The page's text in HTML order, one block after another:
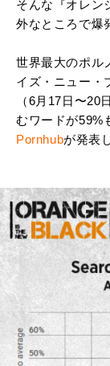
そんな『オレン
外なところで爆
世界最大のポル
イズ・ニュー・
（6月17日〜20
むワードが59%
Pornhubが発表